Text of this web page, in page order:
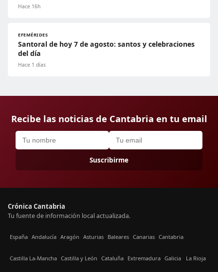
Hace 16h
EFEMÉRIDES
Santoral de hoy 7 de agosto: santos y celebraciones
del día
Hace 1 días
Recibe las noticias de Cantabria en tu email
Suscribirme
Crónica Cantabria
Tu fuente de información local actualizada.
España Andalucía Aragón Asturias Baleares Canarias Cantabria
Castilla La-Mancha Castilla y León Cataluña Extremadura Galicia La Rioja